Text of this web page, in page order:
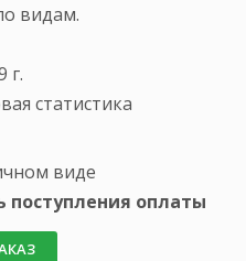
видам.
г.
статистика
виде
поступления оплаты